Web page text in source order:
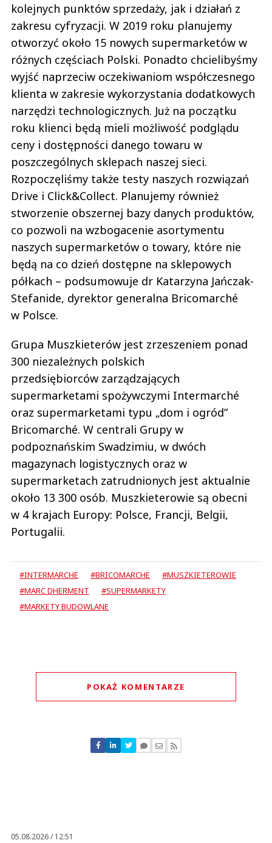
kolejnych punktów sprzedaży, jak i działań z
zakresu cyfryzacji. W 2019 roku planujemy
otworzyć około 15 nowych supermarketów w
różnych częściach Polski. Ponadto chcielibyśmy
wyjść naprzeciw oczekiwaniom współczesnego
klienta w zakresie wykorzystania dodatkowych
narzędzi technologicznych. Już na początku
roku klienci będą mieli możliwość podglądu
ceny i dostępności danego towaru w
poszczególnych sklepach naszej sieci.
Rozpoczęliśmy także testy naszych rozwiązań
Drive i Click&Collect. Planujemy również
stworzenie obszernej bazy danych produktów,
co pozwoli na wzbogacenie asortymentu
naszych supermarketów o towary, które nie
będą na co dzień dostępne na sklepowych
półkach – podsumowuje dr Katarzyna Jańczak-
Stefanide, dyrektor generalna Bricomarché
w Polsce.
Grupa Muszkieterów jest zrzeszeniem ponad
300 niezależnych polskich
przedsiębiorców zarządzających
supermarketami spożywczymi Intermarché
oraz supermarketami typu „dom i ogród”
Bricomarché. W centrali Grupy w
podpoznańskim Swadzimiu, w dwóch
magazynach logistycznych oraz w
supermarketach zatrudnionych jest aktualnie
około 13 300 osób. Muszkieterowie są obecni
w 4 krajach Europy: Polsce, Francji, Belgii,
Portugalii.
#INTERMARCHE #BRICOMARCHE
#MUSZKIETEROWIE
#MARC DHERMENT
#SUPERMARKETY
#MARKETY BUDOWLANE
POKAŻ KOMENTARZE
Nie znaleziono komentarzy
Zostaw swoje komentarze
05.08.2026 / 12:51